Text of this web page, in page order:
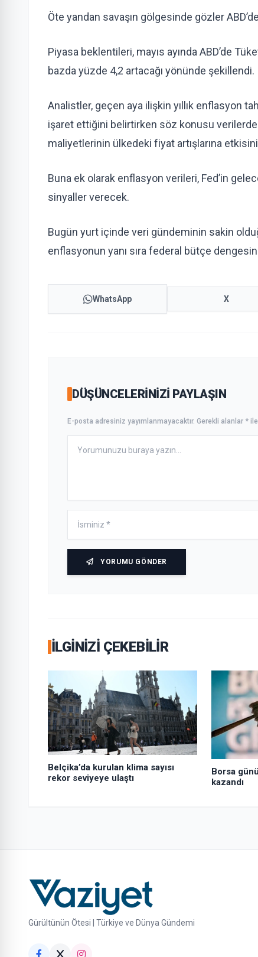
Öte yandan savaşın gölgesinde gözler
Piyasa beklentileri, mayıs ayında ABD’de
bazda yüzde 4,2 artacağı yönünde şekillendi.
Analistler, geçen aya ilişkin yıllık enflasyon
işaret ettiğini belirtirken söz konusu
maliyetlerinin ülkedeki fiyat artışlarına
Buna ek olarak enflasyon verileri, Fed’in
sinyaller verecek.
Bugün yurt içinde veri gündeminin sakin
enflasyonun yanı sıra federal bütçe
WhatsApp X
DÜŞÜNCELERINIZI PAYLAŞIN
E-posta adresiniz yayımlanmayacaktır. Gerekli alanlar *
YORUMU GÖNDER
İLGINIZI ÇEKEBILIR
Belçika’da kurulan klima sayısı
rekor seviyeye ulaştı
Borsa
kazandı
Gürültünün Ötesi | Türkiye ve Dünya Gündemi